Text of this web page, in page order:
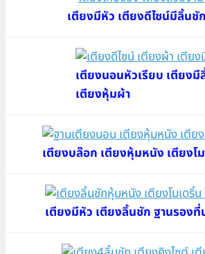
เตียงมีหัว เตียงดีไซน์มีลิ้นชัก
เตียงนอนหัวเรียบ เตียง
เตียงหุ้มผ้า
เตียงบล๊อก เตียงหุ้มหนัง เตียงโ
เตียงมีหัว เตียงลิ้นชัก ฐานรอง